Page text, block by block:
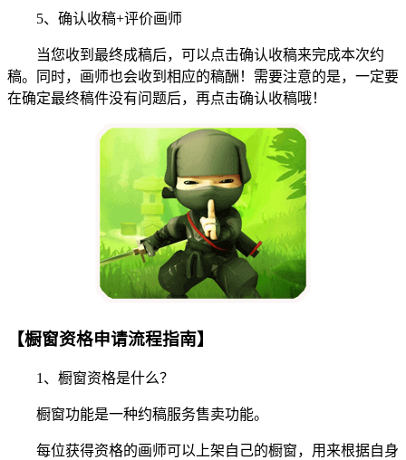
5、确认收稿+评价画师
当您收到最终成稿后，可以点击确认收稿来完成本次约
稿。同时，画师也会收到相应的稿酬！需要注意的是，一定要
在确定最终稿件没有问题后，再点击确认收稿哦！
【橱窗资格申请流程指南】
1、橱窗资格是什么？
橱窗功能是一种约稿服务售卖功能。
每位获得资格的画师可以上架自己的橱窗，用来根据自身